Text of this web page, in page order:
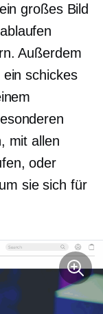
großes Bild
Außerdem
schickes
mit allen
oder
sie sich für